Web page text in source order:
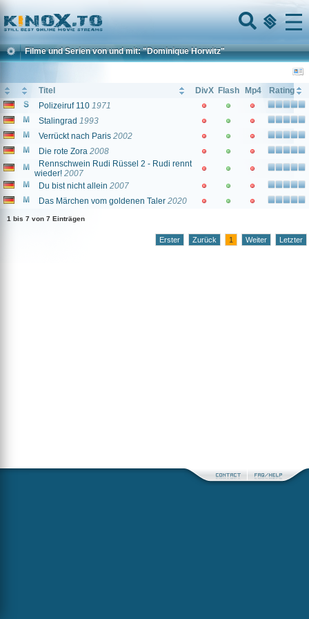
Home
Menu
Filme und Serien von und mit: "Dominique Horwitz"
Titel DivX Flash Mp4
Rating
Polizeiruf 110 1971
Stalingrad 1993
Verrückt nach Paris 2002
Die rote Zora 2008
Rennschwein Rudi Rüssel 2 - Rudi rennt
wieder! 2007
Du bist nicht allein 2007
Das Märchen vom goldenen Taler 2020
1 bis 7 von 7 Einträgen
Erster Zurück 1 Weiter Letzter